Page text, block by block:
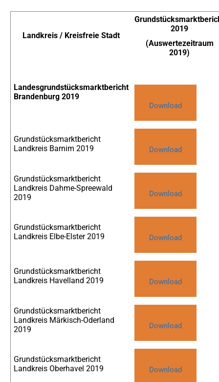
Landkreis / Kreisfreie Stadt
2019
(Auswertezeitraum
2019)
Landesgrundstücksmarktbericht
Brandenburg 2019
Download
Grundstücksmarktbericht
Landkreis Barnim 2019
Download
Grundstücksmarktbericht
Landkreis Dahme-Spreewald
2019
Download
Grundstücksmarktbericht
Landkreis Elbe-Elster 2019
Download
Grundstücksmarktbericht
Landkreis Havelland 2019
Download
Grundstücksmarktbericht
Landkreis Märkisch-Oderland
2019
Download
Grundstücksmarktbericht
Landkreis Oberhavel 2019
Download